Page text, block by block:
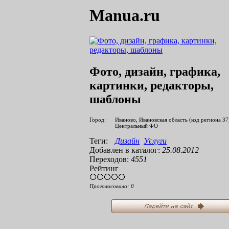
Manua.ru
Фото, дизайн, графика,
картинки, редакторы,
шаблоны
Город:
Иваново, Ивановская область (код региона
Центральный ФО
Теги: Дизайн Услуги
Добавлен в каталог: 25.08.2012
Переходов: 4551
Рейтинг
Проголосовало: 0